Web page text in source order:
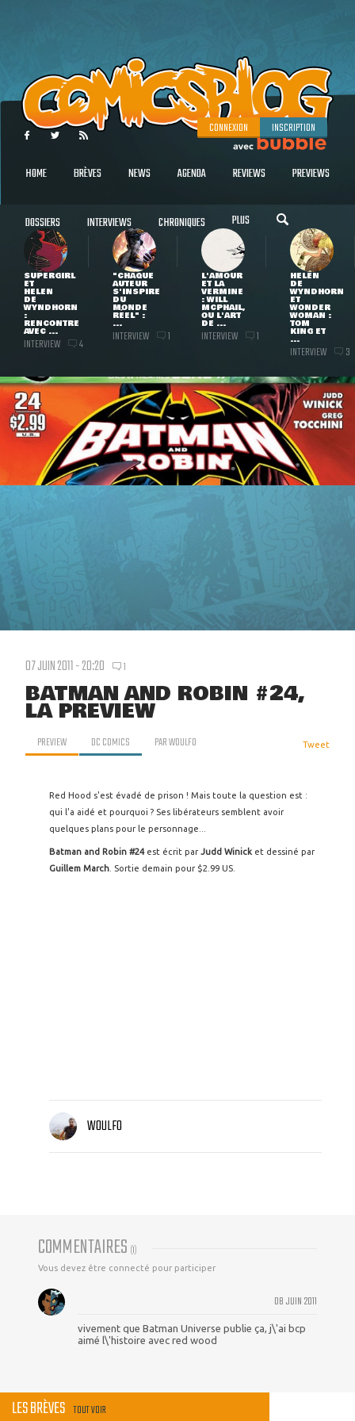
CONNEXION INSCRIPTION
HOME BRÈVES NEWS AGENDA REVIEWS PREVIEWS
DOSSIERS INTERVIEWS CHRONIQUES PLUS
SUPERGIRL
ET
HELEN
DE
WYNDHORN
:
RENCONTRE
AVEC ...
INTERVIEW 4
"CHAQUE
AUTEUR
S'INSPIRE
DU
MONDE
RÉEL" :
...
INTERVIEW 1
L'AMOUR
ET LA
VERMINE
: WILL
MCPHAIL,
OU L'ART
DE ...
INTERVIEW 1
HELEN
DE
WYNDHORN
ET
WONDER
WOMAN :
TOM
KING ET
...
INTERVIEW 3
07 JUIN 2011 - 20:20 1
BATMAN AND ROBIN #24,
LA PREVIEW
PREVIEW DC COMICS PARWOULFO Tweet
Red Hood s'est évadé de prison ! Mais toute la question est :
qui l'a aidé et pourquoi ? Ses libérateurs semblent avoir
quelques plans pour le personnage...
Batman and Robin #24est écrit parJudd Winick et dessiné par
Guillem March . Sortie demain pour $2.99 US.
WOULFO
COMMENTAIRES (1)
Vous devez être connecté pour participer
08 JUIN 2011
vivement que Batman Universe publie ça, j\'ai bcp
aimé l\'histoire avec red wood
LES BRÈVES TOUT VOIR